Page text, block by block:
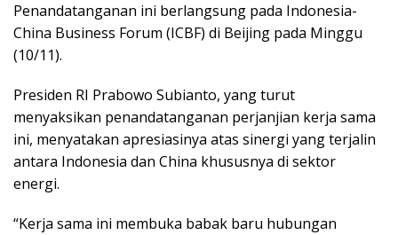
Penandatanganan ini berlangsung pada Indonesia-
China Business Forum (ICBF) di Beijing pada Minggu
(10/11).
Presiden RI Prabowo Subianto, yang turut
menyaksikan penandatanganan perjanjian kerja sama
ini, menyatakan apresiasinya atas sinergi yang terjalin
antara Indonesia dan China khususnya di sektor
energi.
“Kerja sama ini membuka babak baru hubungan